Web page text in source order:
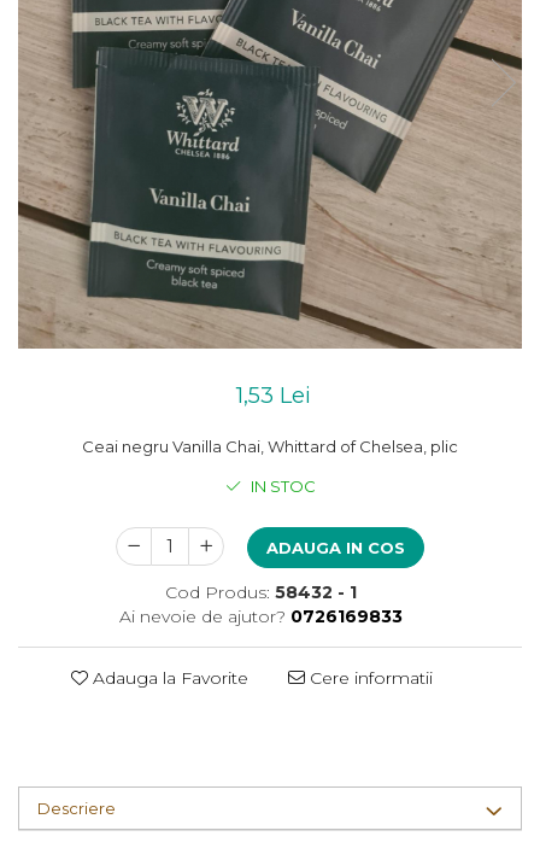
1,53 Lei
Ceai negru Vanilla Chai, Whittard of Chelsea, plic
IN STOC
ADAUGA IN COS
Cod Produs: 58432 - 1
Ai nevoie de ajutor? 0726169833
Adauga la Favorite Cere informatii
Descriere